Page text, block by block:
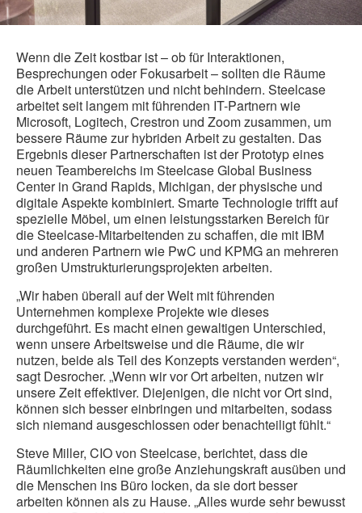
Wenn die Zeit kostbar ist – ob für Interaktionen,
Besprechungen oder Fokusarbeit – sollten die Räume
die Arbeit unterstützen und nicht behindern. Steelcase
arbeitet seit langem mit führenden IT-Partnern wie
Microsoft, Logitech, Crestron und Zoom zusammen, um
bessere Räume zur hybriden Arbeit zu gestalten. Das
Ergebnis dieser Partnerschaften ist der Prototyp eines
neuen Teambereichs im Steelcase Global Business
Center in Grand Rapids, Michigan, der physische und
digitale Aspekte kombiniert. Smarte Technologie trifft auf
spezielle Möbel, um einen leistungsstarken Bereich für
die Steelcase-Mitarbeitenden zu schaffen, die mit IBM
und anderen Partnern wie PwC und KPMG an mehreren
großen Umstrukturierungsprojekten arbeiten.
„Wir haben überall auf der Welt mit führenden
Unternehmen komplexe Projekte wie dieses
durchgeführt. Es macht einen gewaltigen Unterschied,
wenn unsere Arbeitsweise und die Räume, die wir
nutzen, beide als Teil des Konzepts verstanden werden“,
sagt Desrocher. „Wenn wir vor Ort arbeiten, nutzen wir
unsere Zeit effektiver. Diejenigen, die nicht vor Ort sind,
können sich besser einbringen und mitarbeiten, sodass
sich niemand ausgeschlossen oder benachteiligt fühlt.“
Steve Miller, CIO von Steelcase, berichtet, dass die
Räumlichkeiten eine große Anziehungskraft ausüben und
die Menschen ins Büro locken, da sie dort besser
arbeiten können als zu Hause. „Alles wurde sehr bewusst